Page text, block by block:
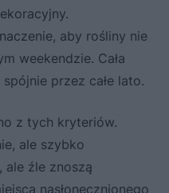
aby rośliny nie
weekendzie. Cała
przez całe lato.
z tych kryteriów.
ale szybko
ale źle znoszą
nasłonecznionego